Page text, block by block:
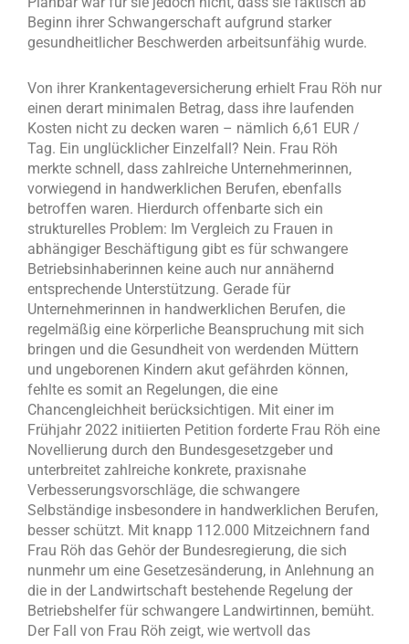
Beginn ihrer Schwangerschaft aufgrund starker
gesundheitlicher Beschwerden arbeitsunfähig wurde.
Von ihrer Krankentageversicherung erhielt Frau Röh nur
einen derart minimalen Betrag, dass ihre laufenden
Kosten nicht zu decken waren – nämlich 6,61 EUR /
Tag. Ein unglücklicher Einzelfall? Nein. Frau Röh
merkte schnell, dass zahlreiche Unternehmerinnen,
vorwiegend in handwerklichen Berufen, ebenfalls
betroffen waren. Hierdurch offenbarte sich ein
strukturelles Problem: Im Vergleich zu Frauen in
abhängiger Beschäftigung gibt es für schwangere
Betriebsinhaberinnen keine auch nur annähernd
entsprechende Unterstützung. Gerade für
Unternehmerinnen in handwerklichen Berufen, die
regelmäßig eine körperliche Beanspruchung mit sich
bringen und die Gesundheit von werdenden Müttern
und ungeborenen Kindern akut gefährden können,
fehlte es somit an Regelungen, die eine
Chancengleichheit berücksichtigen. Mit einer im
Frühjahr 2022 initiierten Petition forderte Frau Röh eine
Novellierung durch den Bundesgesetzgeber und
unterbreitet zahlreiche konkrete, praxisnahe
Verbesserungsvorschläge, die schwangere
Selbständige insbesondere in handwerklichen Berufen,
besser schützt. Mit knapp 112.000 Mitzeichnern fand
Frau Röh das Gehör der Bundesregierung, die sich
nunmehr um eine Gesetzesänderung, in Anlehnung an
die in der Landwirtschaft bestehende Regelung der
Betriebshelfer für schwangere Landwirtinnen, bemüht.
Der Fall von Frau Röh zeigt, wie wertvoll das